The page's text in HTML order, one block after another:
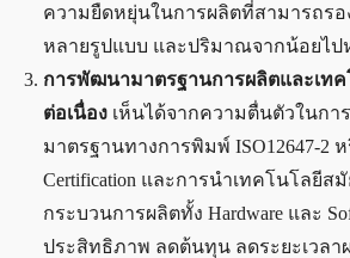
ความยืดหยุ่นในการผลิตที่สามารถร
หลายรูปแบบ และปริมาณจากน้อยไป
การพัฒนามาตรฐานการผลิตและเทค
ต่อเนื่อง เห็นได้จากความตื่นตัวในกา
มาตรฐานทางการพิมพ์ ISO12647-2 ห
Certification และการนำเทคโนโลยีส
กระบวนการผลิตทั้ง Hardware และ
ประสิทธิภาพ ลดต้นทุน ลดระยะเวลา